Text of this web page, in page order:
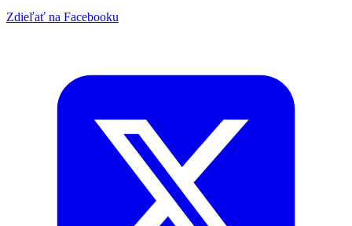
Zdieľať na Facebooku